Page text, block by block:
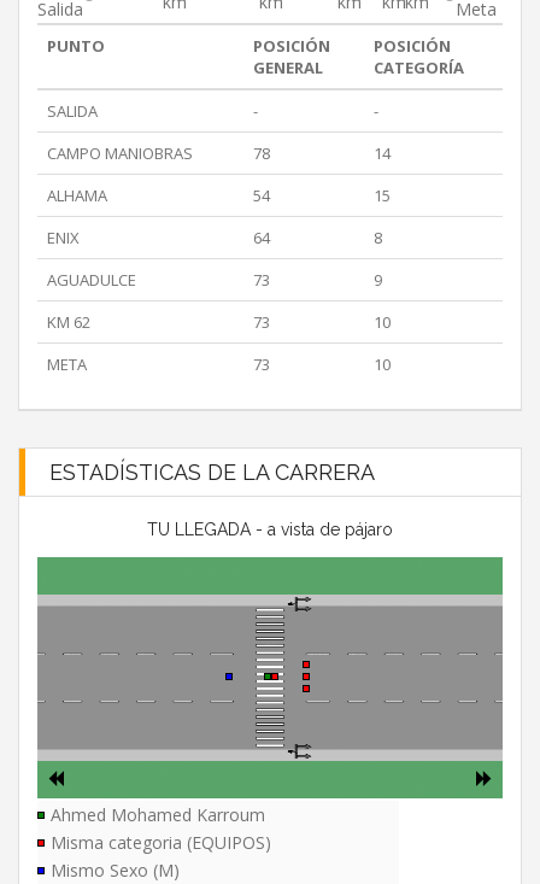
Salida Meta
PUNTO
POSICIÓN
GENERAL
POSICIÓN
CATEGORÍA
SALIDA
-
-
CAMPO MANIOBRAS
78
14
ALHAMA
54
15
ENIX
64
8
AGUADULCE
73
9
KM 62
73
10
META
73 10
ESTADÍSTICAS DE LA CARRERA
TU LLEGADA - a vista de pájaro
Ahmed Mohamed Karroum
Misma categoria (EQUIPOS)
Mismo Sexo (M)